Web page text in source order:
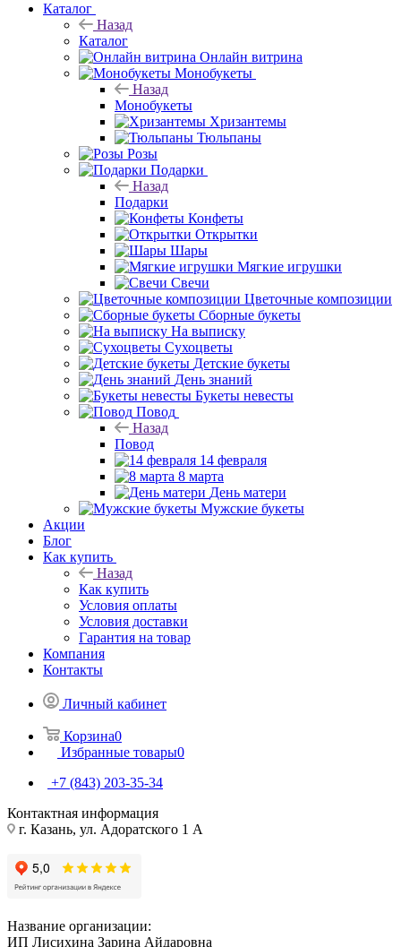
Каталог
Назад
Каталог
Онлайн витрина
Монобукеты
Назад
Монобукеты
Хризантемы
Тюльпаны
Розы
Подарки
Назад
Подарки
Конфеты
Открытки
Шары
Мягкие игрушки
Свечи
Цветочные композиции
Сборные букеты
На выписку
Сухоцветы
Детские букеты
День знаний
Букеты невесты
Повод
Назад
Повод
14 февраля
8 марта
День матери
Мужские букеты
Акции
Блог
Как купить
Назад
Как купить
Условия оплаты
Условия доставки
Гарантия на товар
Компания
Контакты
Личный кабинет
Корзина0
Избранные товары0
+7 (843) 203-35-34
Контактная информация
г. Казань, ул. Адоратского 1 А
Название организации:
ИП Лисихина Зарина Айдаровна